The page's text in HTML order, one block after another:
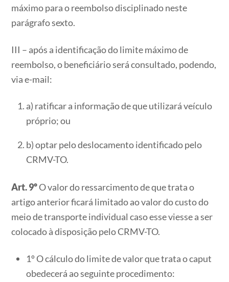
máximo para o reembolso disciplinado neste
parágrafo sexto.
III – após a identificação do limite máximo de
reembolso, o beneficiário será consultado, podendo,
via e-mail:
a) ratificar a informação de que utilizará veículo
próprio; ou
b) optar pelo deslocamento identificado pelo
CRMV-TO.
Art. 9ºO valor do ressarcimento de que trata o
artigo anterior ficará limitado ao valor do custo do
meio de transporte individual caso esse viesse a ser
colocado à disposição pelo CRMV-TO.
1º O cálculo do limite de valor que trata o caput
obedecerá ao seguinte procedimento: